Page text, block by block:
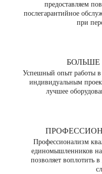
предоставляем
послегарантийное
при
БОЛЬШЕ
Успешный опыт работы в
индивидуальным
лучшее
Профессионализм
единомышленников на
позволяет воплотить